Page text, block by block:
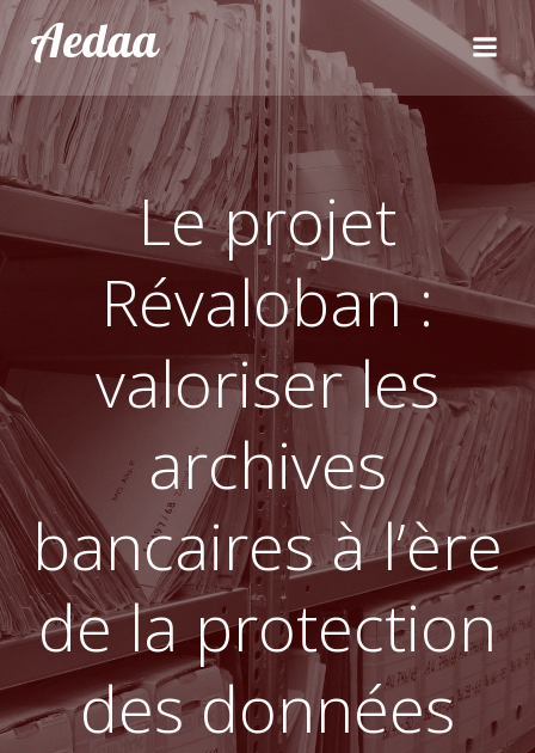
Aller
au
contenu
Aedaa
Le projet
Révaloban :
valoriser les
archives
bancaires à l’ère
de la protection
des données